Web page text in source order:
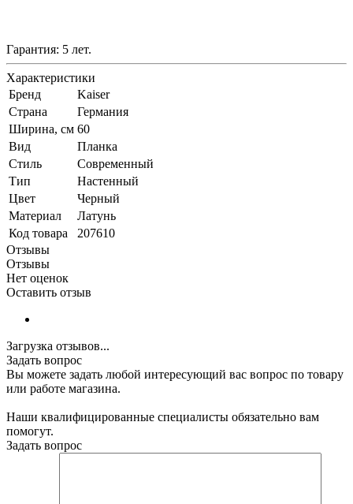
Гарантия: 5 лет.
Характеристики
Бренд
Kaiser
Страна
Германия
Ширина, см 60
Вид
Планка
Стиль
Современный
Тип
Настенный
Цвет
Черный
Материал
Латунь
Код товара
207610
Отзывы
Отзывы
Нет оценок
Оставить отзыв
Загрузка отзывов...
Задать вопрос
Вы можете задать любой интересующий вас вопрос по товару
или работе магазина.
Наши квалифицированные специалисты обязательно вам
помогут.
Задать вопрос